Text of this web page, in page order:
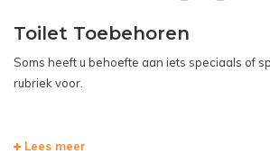
Toilet Toebehoren
Soms heeft u behoefte aan iets speciaals of
rubriek voor.
Lees meer